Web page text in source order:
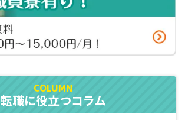
転職に役立つコラム